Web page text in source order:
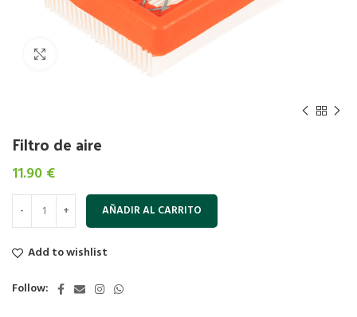
Click to enlarge
Filtro de aire
11.90 €
AÑADIR AL CARRITO
Add to wishlist
Follow: